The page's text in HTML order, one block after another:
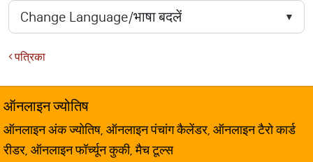
पत्रिका
ऑनलाइन ज्योतिष
ऑनलाइन अंक ज्योतिष, ऑनलाइन पंचांग कैलेंडर, ऑनलाइन टैरो कार्ड
रीडर, ऑनलाइन फॉर्च्यून कुकी, मैच टूल्स